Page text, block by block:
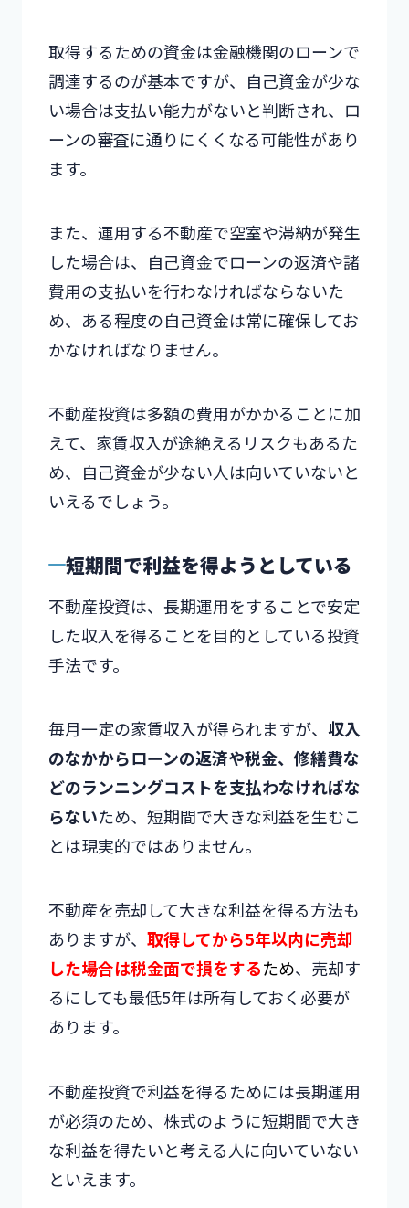
取得するための資金は金融機関のローンで
調達するのが基本ですが、自己資金が少な
い場合は支払い能力がないと判断され、ロ
ーンの審査に通りにくくなる可能性があり
ます。
また、運用する不動産で空室や滞納が発生
した場合は、自己資金でローンの返済や諸
費用の支払いを行わなければならないた
め、ある程度の自己資金は常に確保してお
かなければなりません。
不動産投資は多額の費用がかかることに加
えて、家賃収入が途絶えるリスクもあるた
め、自己資金が少ない人は向いていないと
いえるでしょう。
短期間で利益を得ようとしている
不動産投資は、長期運用をすることで安定
した収入を得ることを目的としている投資
手法です。
毎月一定の家賃収入が得られますが、 収入
のなかからローンの返済や税金、修繕費な
どのランニングコストを支払わなければな
らないため、短期間で大きな利益を生むこ
とは現実的ではありません。
不動産を売却して大きな利益を得る方法も
ありますが、 取得してから5年以内に売却
した場合は税金面で損をするため、売却す
るにしても最低5年は所有しておく必要が
あります。
不動産投資で利益を得るためには長期運用
が必須のため、株式のように短期間で大き
な利益を得たいと考える人に向いていない
といえます。